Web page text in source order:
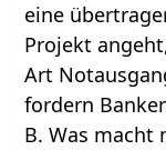
eine
Projekt
Art
fordern
B. Was macht